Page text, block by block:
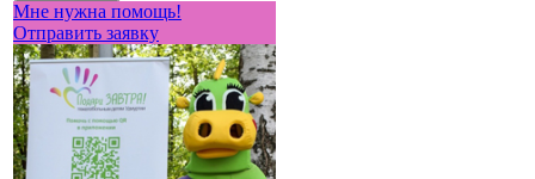
Мне нужна помощь!
Отправить заявку